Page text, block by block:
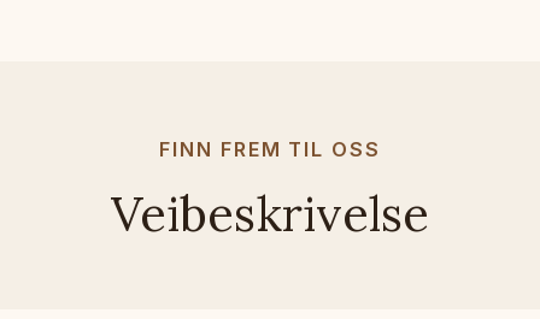
FINN FREM TIL OSS
Veibeskrivelse